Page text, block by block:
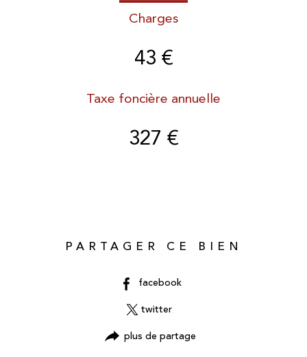
Charges
43 €
Taxe foncière annuelle
327 €
PARTAGER CE BIEN
facebook
twitter
plus de partage